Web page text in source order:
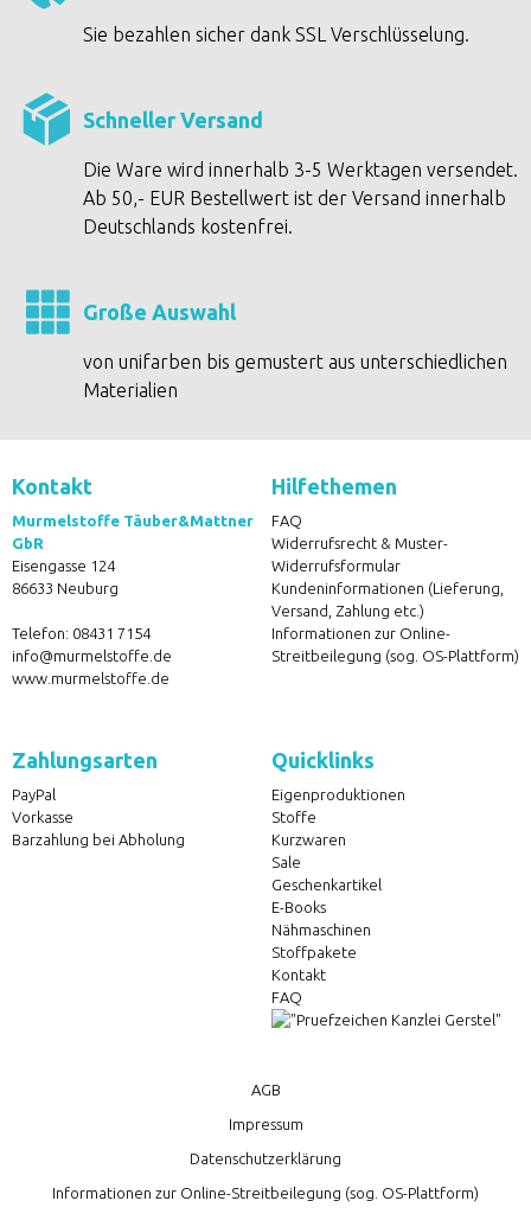
Sie bezahlen sicher dank SSL Verschlüsselung.
Schneller Versand
Die Ware wird innerhalb 3-5 Werktagen versendet.
Ab 50,- EUR Bestellwert ist der Versand innerhalb
Deutschlands kostenfrei.
Große Auswahl
von unifarben bis gemustert aus unterschiedlichen
Materialien
Kontakt
Murmelstoffe Täuber&Mattner
GbR
Eisengasse 124
86633 Neuburg
Telefon: 08431 7154
info@murmelstoffe.de
www.murmelstoffe.de
Hilfethemen
FAQ
Widerrufsrecht & Muster-
Widerrufsformular
Kundeninformationen (Lieferung,
Versand, Zahlung etc.)
Informationen zur Online-
Streitbeilegung (sog. OS-Plattform)
Zahlungsarten
PayPal
Vorkasse
Barzahlung bei Abholung
Quicklinks
Eigenproduktionen
Stoffe
Kurzwaren
Sale
Geschenkartikel
E-Books
Nähmaschinen
Stoffpakete
Kontakt
FAQ
AGB
Impressum
Datenschutzerklärung
Informationen zur Online-Streitbeilegung (sog. OS-Plattform)